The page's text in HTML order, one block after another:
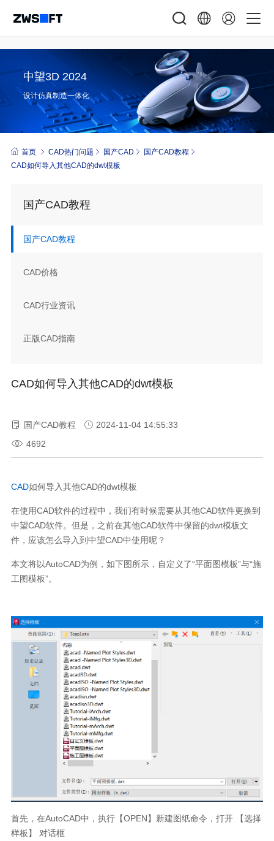
中望3D 2024
设计仿真制造一体化
首页 CAD热门问题 国产CAD
国产CAD教程
CAD如何导入其他CAD的dwt模板
国产CAD教程
国产CAD教程
CAD价格
CAD行业资讯
正版CAD指南
CAD如何导入其他CAD的dwt模板
国产CAD教程
2024-11-04 14:55:33
4692
CAD如何导入其他CAD的dwt模板
在使用CAD软件的过程中，我们有时候需要从其他CAD软件更换到
中望CAD软件。但是，之前在其他CAD软件中保留的dwt模板文
件，应该怎么导入到中望CAD中使用呢？
本文将以AutoCAD为例，如下图所示，自定义了“平面图模板”与“施
工图模板”。
首先，在AutoCAD中，执行【OPEN】新建图纸命令，打开 【选择
样板】
对话框